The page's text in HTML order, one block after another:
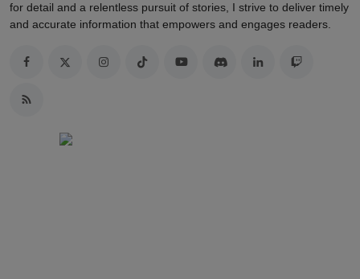
for detail and a relentless pursuit of stories, I strive to deliver timely
and accurate information that empowers and engages readers.